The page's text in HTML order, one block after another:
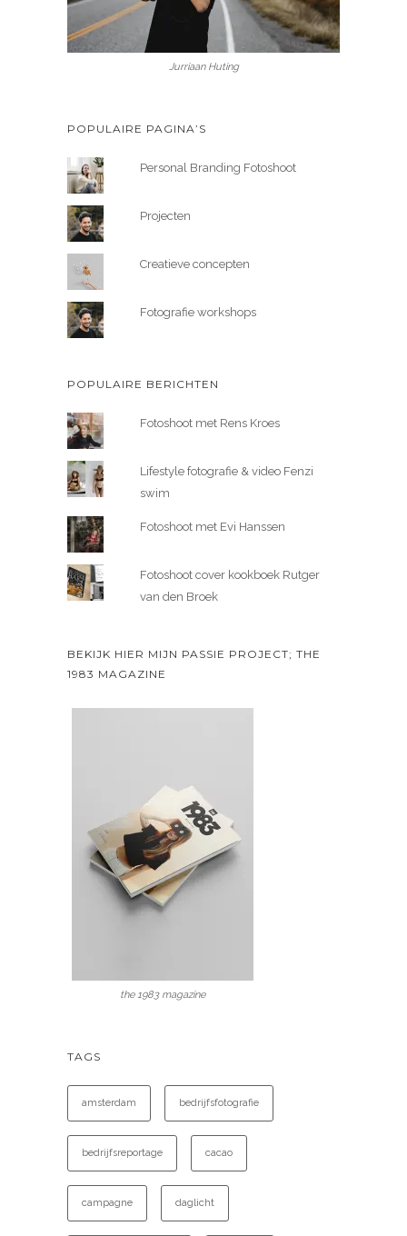
Jurriaan Huting
POPULAIRE PAGINA’S
Personal Branding Fotoshoot
Projecten
Creatieve concepten
Fotografie workshops
POPULAIRE BERICHTEN
Fotoshoot met Rens Kroes
Lifestyle fotografie & video Fenzi
swim
Fotoshoot met Evi Hanssen
Fotoshoot cover kookboek Rutger
van den Broek
BEKIJK HIER MIJN PASSIE PROJECT; THE
1983 MAGAZINE
the 1983 magazine
TAGS
amsterdam bedrijfsfotografie
bedrijfsreportage cacao
campagne daglicht